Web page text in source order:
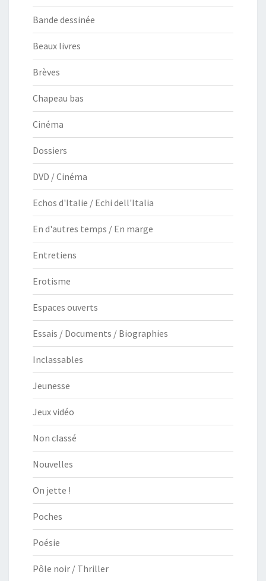
Bande dessinée
Beaux livres
Brèves
Chapeau bas
Cinéma
Dossiers
DVD / Cinéma
Echos d'Italie / Echi dell'Italia
En d'autres temps / En marge
Entretiens
Erotisme
Espaces ouverts
Essais / Documents / Biographies
Inclassables
Jeunesse
Jeux vidéo
Non classé
Nouvelles
On jette !
Poches
Poésie
Pôle noir / Thriller